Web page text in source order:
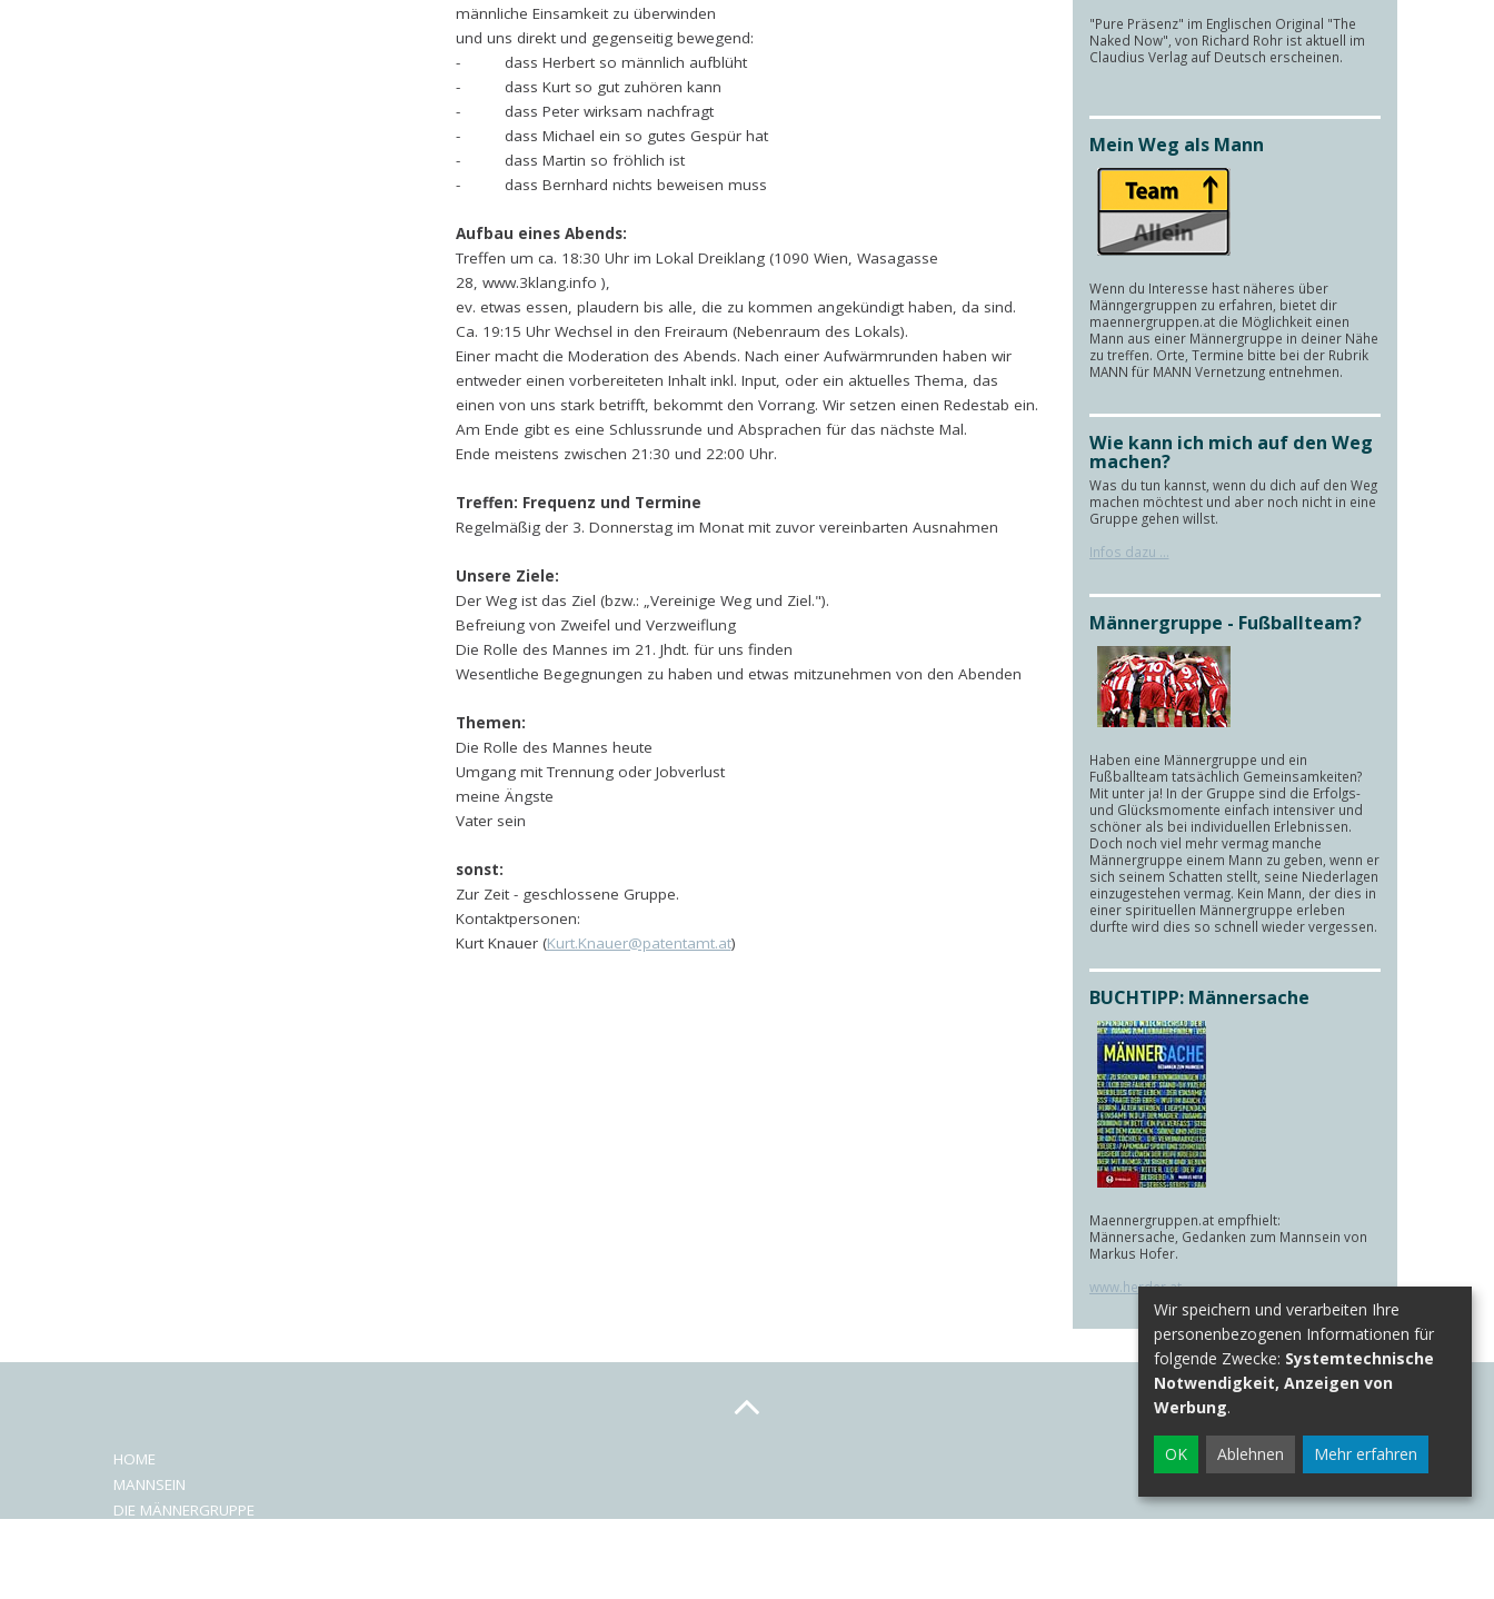
männliche Einsamkeit zu überwinden
und uns direkt und gegenseitig bewegend:
- dass Herbert so männlich aufblüht
- dass Kurt so gut zuhören kann
- dass Peter wirksam nachfragt
- dass Michael ein so gutes Gespür hat
- dass Martin so fröhlich ist
- dass Bernhard nichts beweisen muss
Aufbau eines Abends:
Treffen um ca. 18:30 Uhr im Lokal Dreiklang (1090 Wien, Wasagasse
28, www.3klang.info ),
ev. etwas essen, plaudern bis alle, die zu kommen angekündigt haben, da sind.
Ca. 19:15 Uhr Wechsel in den Freiraum (Nebenraum des Lokals).
Einer macht die Moderation des Abends. Nach einer Aufwärmrunden haben wir
entweder einen vorbereiteten Inhalt inkl. Input, oder ein aktuelles Thema, das
einen von uns stark betrifft, bekommt den Vorrang. Wir setzen einen Redestab ein.
Am Ende gibt es eine Schlussrunde und Absprachen für das nächste Mal.
Ende meistens zwischen 21:30 und 22:00 Uhr.
Treffen: Frequenz und Termine
Regelmäßig der 3. Donnerstag im Monat mit zuvor vereinbarten Ausnahmen
Unsere Ziele:
Der Weg ist das Ziel (bzw.: „Vereinige Weg und Ziel.").
Befreiung von Zweifel und Verzweiflung
Die Rolle des Mannes im 21. Jhdt. für uns finden
Wesentliche Begegnungen zu haben und etwas mitzunehmen von den Abenden
Themen:
Die Rolle des Mannes heute
Umgang mit Trennung oder Jobverlust
meine Ängste
Vater sein
sonst:
Zur Zeit - geschlossene Gruppe.
Kontaktpersonen:
Kurt Knauer (Kurt.Knauer@patentamt.at)
"Pure Präsenz" im Englischen Original "The
Naked Now", von Richard Rohr ist aktuell im
Claudius Verlag auf Deutsch erscheinen.
Mein Weg als Mann
Wenn du Interesse hast näheres über
Männgergruppen zu erfahren, bietet dir
maennergruppen.at die Möglichkeit einen
Mann aus einer Männergruppe in deiner Nähe
zu treffen. Orte, Termine bitte bei der Rubrik
MANN für MANN Vernetzung entnehmen.
Wie kann ich mich auf den Weg
machen?
Was du tun kannst, wenn du dich auf den Weg
machen möchtest und aber noch nicht in eine
Gruppe gehen willst.
Infos dazu ...
Männergruppe - Fußballteam?
Haben eine Männergruppe und ein
Fußballteam tatsächlich Gemeinsamkeiten?
Mit unter ja! In der Gruppe sind die Erfolgs-
und Glücksmomente einfach intensiver und
schöner als bei individuellen Erlebnissen.
Doch noch viel mehr vermag manche
Männergruppe einem Mann zu geben, wenn er
sich seinem Schatten stellt, seine Niederlagen
einzugestehen vermag. Kein Mann, der dies in
einer spirituellen Männergruppe erleben
durfte wird dies so schnell wieder vergessen.
BUCHTIPP: Männersache
Maennergruppen.at empfhielt:
Männersache, Gedanken zum Mannsein von
Markus Hofer.
www.herder.at
HOME
MANNSEIN
DIE MÄNNERGRUPPE
Wir speichern und verarbeiten Ihre
personenbezogenen Informationen für
folgende Zwecke: Systemtechnische
Notwendigkeit, Anzeigen von
Werbung.
OK Ablehnen Mehr erfahren